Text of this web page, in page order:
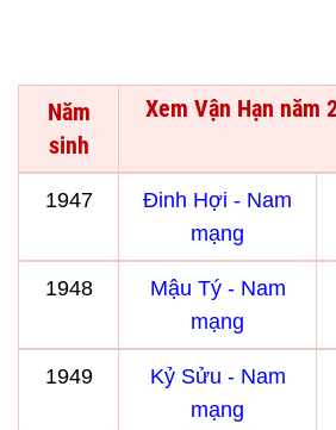
Năm
sinh
Xem Vận Hạn năm
1947
Đinh Hợi - Nam
mạng
1948
Mậu Tý - Nam
mạng
1949
Kỷ Sửu - Nam
mạng